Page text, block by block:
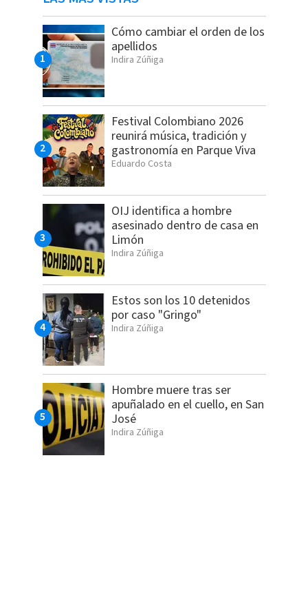
Cómo cambiar el orden de los
apellidos
Indira Zúñiga
Festival Colombiano 2026
reunirá música, tradición y
gastronomía en Parque Viva
Eduardo Costa
OIJ identifica a hombre
asesinado dentro de casa en
Limón
Indira Zúñiga
Estos son los 10 detenidos
por caso "Gringo"
Indira Zúñiga
Hombre muere tras ser
apuñalado en el cuello, en San
José
Indira Zúñiga